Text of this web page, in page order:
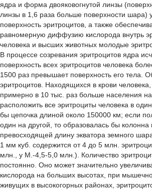
ядра и форма двояковогнутой линзы
линзы в 1,6 раза больше поверхности шара)
поверхность эритроцитов, а также
равномерную диффузию кислорода внутрь
человека и высших животных молодые
В процессе созревания эритроцитов ядра
поверхность всех эритроцитов человека
1500 раз превышает поверхность его тела.
эритроцитов. Находящихся в крови
примерно в 10 тыс. раз больше населения
расположить все эритроциты человека в
бы цепочка длиной около 150000 км; если
один на другой, то образовалась бы колонна
превосходящей длину экватора земного
1 мм куб. содержится от 4 до 5 млн.
млн., у М.-4,5-5,0 млн.). Количество
постоянно. Оно может значительно
кислорода на больших высотах, при
живущих в высокогорных районах,